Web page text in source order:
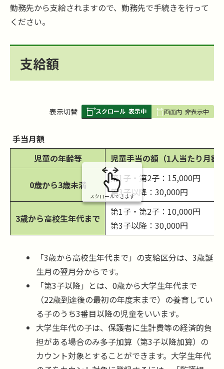
勤務先から支給されますので、勤務先で手続きを行って
ください。
支給額
表
の
表示切替 スクロール 表示中 画面内 非表示中
手当月額
児童の年齢等
児童手当の額（1人当たり月額
0歳から3歳未満
第1子・第2子：15,000円
第3子以降：30,000円
3歳から高校生年代まで
第1子・第2子：10,000円
第3子以降：30,000円
スクロールできます
「3歳から高校生年代まで」の支給区分は、3歳誕
生月の翌月分からです。
「第3子以降」とは、0歳から大学生年代まで
（22歳到達後の最初の年度末まで）の養育してい
る子のうち3番目以降の児童をいいます。
大学生年代の子は、保護者に生計費等の経済的負
担がある場合のみ多子加算（第3子以降加算）の
カウント対象とすることができます。大学生年代